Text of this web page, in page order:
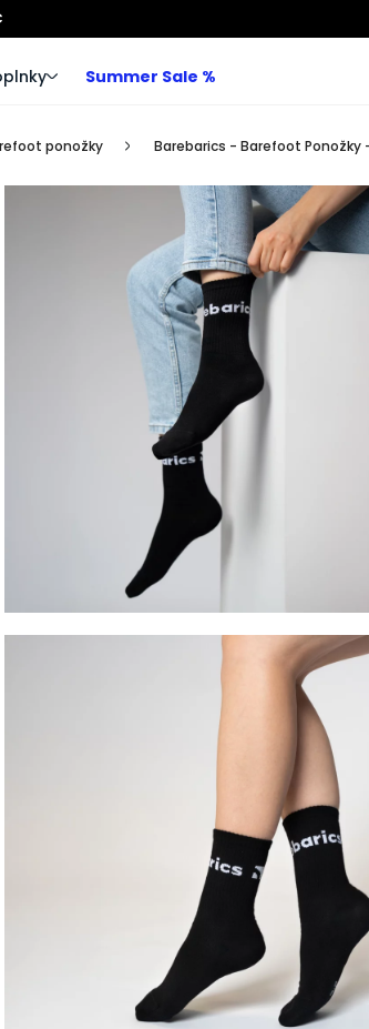
Summer Sale %
ponožky Barebarics - Barefoot Ponožky